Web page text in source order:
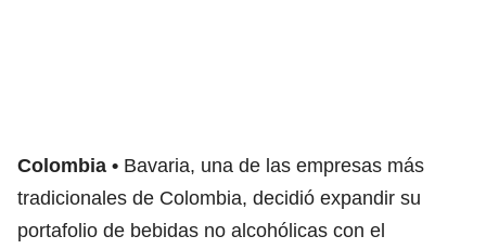
Colombia
Bavaria, una de las empresas más
tradicionales de Colombia, decidió expandir su
portafolio de bebidas no alcohólicas con el